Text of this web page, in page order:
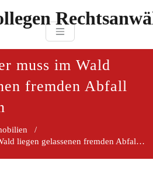
Döhl & Kollegen
muss im Wald
fremden Abfall
/
Waldeigentümer muss im Wald liegen gelassenen fremden Abfall nicht entsorgen